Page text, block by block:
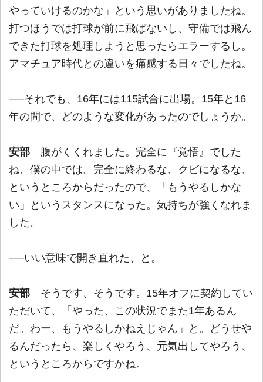
やっていけるのかな」という思いがありましたね。
打つほうでは打球が前に飛ばないし、守備では飛ん
できた打球を処理しようと思ったらエラーするし。
アマチュア時代との違いを痛感する日々でしたね。
──それでも、16年には115試合に出場。15年と16
年の間で、どのような変化があったのでしょうか。
安部 腹がくくれました。完全に『覚悟』でした
ね、僕の中では。完全に終わるな、クビになるな、
というところからだったので、「もうやるしかな
い」というスタンスになった。気持ちが強くなれま
した。
──いい意味で開き直れた、と。
安部 そうです、そうです。15年オフに契約してい
ただいて、「やった、この状況でまた1年あるん
だ。わー、もうやるしかねえじゃん」と。どうせや
るんだったら、楽しくやろう、元気出してやろう、
というところからですかね。